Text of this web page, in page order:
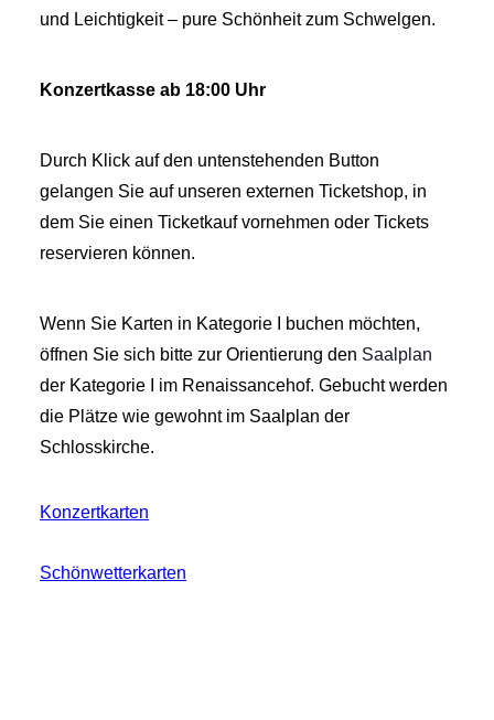
und Leichtigkeit – pure Schönheit zum Schwelgen.
Konzertkasse ab 18:00 Uhr
Durch Klick auf den untenstehenden Button
gelangen Sie auf unseren externen Ticketshop, in
dem Sie einen Ticketkauf vornehmen oder Tickets
reservieren können.
Wenn Sie Karten in Kategorie I buchen möchten,
öffnen Sie sich bitte zur Orientierung den Saalplan
der Kategorie I im Renaissancehof. Gebucht werden
die Plätze wie gewohnt im Saalplan der
Schlosskirche.
Konzertkarten
Schönwetterkarten